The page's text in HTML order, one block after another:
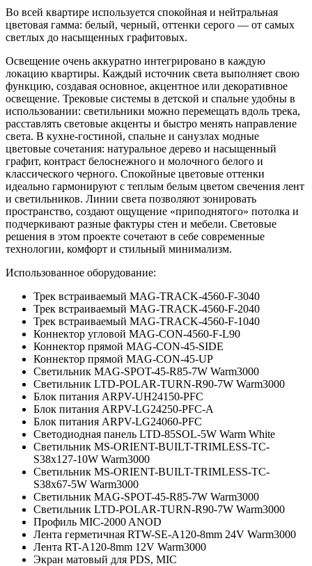
Во всей квартире используется спокойная и нейтральная
цветовая гамма: белый, черный, оттенки серого — от самых
светлых до насыщенных графитовых.
Освещение очень аккуратно интегрировано в каждую
локацию квартиры. Каждый источник света выполняет свою
функцию, создавая основное, акцентное или декоративное
освещение. Трековые системы в детской и спальне удобны в
использовании: светильники можно перемещать вдоль трека,
расставлять световые акценты и быстро менять направление
света. В кухне-гостиной, спальне и санузлах модные
цветовые сочетания: натуральное дерево и насыщенный
графит, контраст белоснежного и молочного белого и
классического черного. Спокойные цветовые оттенки
идеально гармонируют с теплым белым цветом свечения лент
и светильников. Линии света позволяют зонировать
пространство, создают ощущение «приподнятого» потолка и
подчеркивают разные фактуры стен и мебели. Световые
решения в этом проекте сочетают в себе современные
технологии, комфорт и стильный минимализм.
Использованное оборудование:
Трек встраиваемый MAG-TRACK-4560-F-3040
Трек встраиваемый MAG-TRACK-4560-F-2040
Трек встраиваемый MAG-TRACK-4560-F-1040
Коннектор угловой MAG-CON-4560-F-L90
Коннектор прямой MAG-CON-45-SIDE
Коннектор прямой MAG-CON-45-UP
Светильник MAG-SPOT-45-R85-7W Warm3000
Светильник LTD-POLAR-TURN-R90-7W Warm3000
Блок питания ARPV-UH24150-PFC
Блок питания ARPV-LG24250-PFC-A
Блок питания ARPV-LG24060-PFC
Светодиодная панель LTD-85SOL-5W Warm White
Светильник MS-ORIENT-BUILT-TRIMLESS-TC-
S38x127-10W Warm3000
Светильник MS-ORIENT-BUILT-TRIMLESS-TC-
S38x67-5W Warm3000
Светильник MAG-SPOT-45-R85-7W Warm3000
Светильник LTD-POLAR-TURN-R90-7W Warm3000
Профиль MIC-2000 ANOD
Лента герметичная RTW-SE-A120-8mm 24V Warm3000
Лента RT-A120-8mm 12V Warm3000
Экран матовый для PDS, MIC